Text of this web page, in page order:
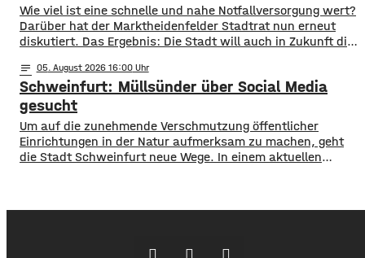
​​Wie viel ist eine schnelle und nahe Notfallversorgung wert?
Darüber hat der Marktheidenfelder Stadtrat nun erneut
diskutiert. Das Ergebnis: Die Stadt will auch in Zukunft die
finanziell unterstützen. ​Über 31.000 Euro fließen in
diesem Jahr an den entsprechenden Förderverein des
Krankenhauses. Denn: Allein im letzten Jahr haben sich
120 Menschen aus Marktheidenfeld
notes 05. August 2026 16:00
Schweinfurt: Müllsünder über Social Media
gesucht
Um auf die zunehmende Verschmutzung öffentlicher
Einrichtungen in der Natur aufmerksam zu machen, geht
die Stadt Schweinfurt neue Wege. In einem aktuellen